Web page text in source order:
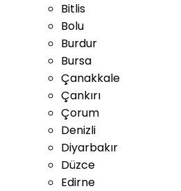
Bitlis
Bolu
Burdur
Bursa
Çanakkale
Çankırı
Çorum
Denizli
Diyarbakır
Düzce
Edirne